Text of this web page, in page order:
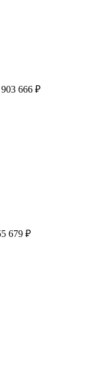
903 666 ₽
679 ₽